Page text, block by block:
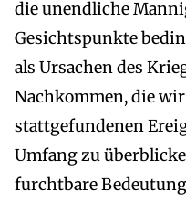
die unendliche
Gesichtspunkte
als Ursachen des
Nachkommen, die
stattgefundenen
Umfang zu
furchtbare